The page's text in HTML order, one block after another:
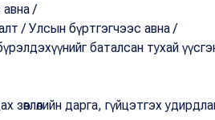
авна /
/ Улсын бүртгэгчээс авна /
баталсан тухай
зөвлөлийн дарга, гүйцэтгэх